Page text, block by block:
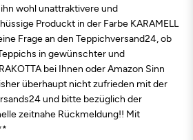
wohl unattraktivere und
Produckt in der Farbe KARAMELL
Frage an den Teppichversand24, ob
in gewünschter und
bei Ihnen oder Amazon Sinn
überhaupt nicht zufrieden mit der
und bitte bezüglich der
zeitnahe Rückmeldung!! Mit